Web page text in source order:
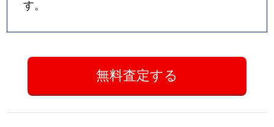
す。